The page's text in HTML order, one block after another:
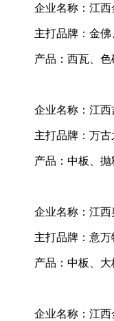
企业名称：江
主打品牌：金
产品：西瓦、色
企业名称：江
主打品牌：万
产品：中板、
企业名称：江
主打品牌：意
产品：中板、
企业名称：江